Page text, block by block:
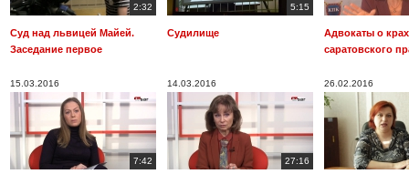
2:32
Суд над львицей Майей.
Заседание первое
5:15
Судилище
Адвокаты о
саратовского
15.03.2016
7:42
14.03.2016
27:16
26.02.2016